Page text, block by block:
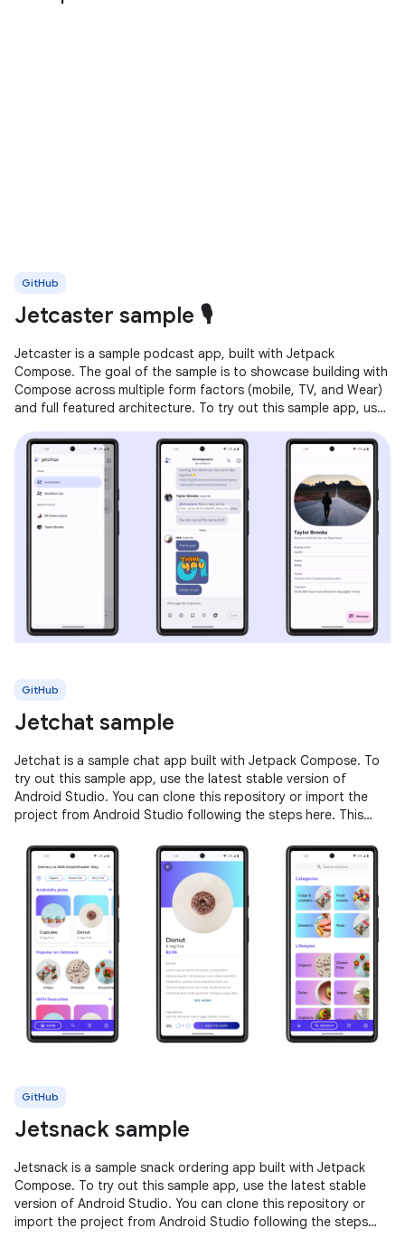
GitHub
Jetcaster sample 🎙️
Jetcaster is a sample podcast app, built with Jetpack
Compose. The goal of the sample is to showcase building with
Compose across multiple form factors (mobile, TV, and Wear)
and full featured architecture. To try out this sample app, use
GitHub
Jetchat sample
Jetchat is a sample chat app built with Jetpack Compose. To
try out this sample app, use the latest stable version of
Android Studio. You can clone this repository or import the
project from Android Studio following the steps here. This
GitHub
Jetsnack sample
Jetsnack is a sample snack ordering app built with Jetpack
Compose. To try out this sample app, use the latest stable
version of Android Studio. You can clone this repository or
import the project from Android Studio following the steps